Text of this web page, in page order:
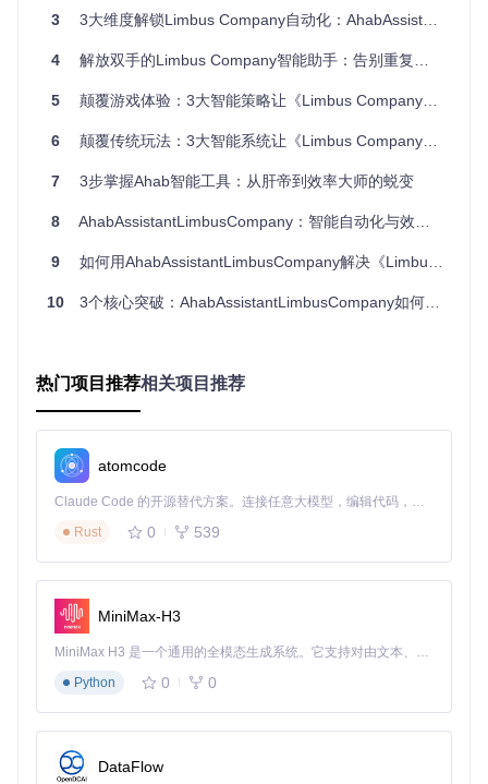
字精准识别，识别准确率达98.7%，远超传统模板匹配的8
状态决策引擎：通过有限状态机模型处理127种游戏场
自适应控制算法：动态调整操作间隔(200-800ms)，模拟
游戏状态并做出最优决策。
应用场景：不同玩家的效率提升方案 👥
新手玩家：快速上手的游戏向导
智能推荐适合新手的队伍配置
逐步解锁游戏核心功能，降低学习曲线
上班族玩家：碎片化时间的高效利用
当你只有午休30分钟游戏时间却想兼顾日常任务时，AALC可
15分钟内完成全部日常任务(手动操作需45分钟)
自动领取邮件和活动奖励，不错过任何福利
后台运行模式，不影响工作电脑使用
重度玩家：策略优化的得力助手
当你追求极限效率和最优资源配置时，AALC提供：
自定义战斗参数，针对不同BOSS优化技能释放
3 3大维度解锁Limbus Company自动化：AhabAssistant提升效率指南
4 解放双手的Limbus Company智能助手：告别重复操作，重塑游戏体验
5 颠覆游戏体验：3大智能策略让《Limbus Company》效率提升300%
6 颠覆传统玩法：3大智能系统让《Limbus Company》效率提升200%
7 3步掌握Ahab智能工具：从肝帝到效率大师的蜕变
8 AhabAssistantLimbusCompany：智能自动化与效率优化的游戏辅助工具
9 如何用AhabAssistantLimbusCompany解决《Limbus Company》重复任务难题
10 3个核心突破：AhabAssistantLimbusCompany如何让《Limbus Company》玩家重构游戏体验
热门项目推荐相关项目推荐
atomcode
Claude Code 的开源替代方案。连接任意大模型，编辑代码，运行命令，自动验证 — 全自动执行。用 Rust 构建，极致性能。 ｜ An open-source alternative to Claude Code. Connect any LLM, edit code, run commands, and verify changes — autonomously. Built in Rust for speed. Get Started
Rust
0 539
MiniMax-H3
MiniMax H3 是一个通用的全模态生成系统。它支持对由文本、图像、视频和音频组成的多模态上下文进行统一理解，并能生成分辨率高达 2K、时长可达 15 秒的带原生立体声音频的视频。得益于面向任务泛化的系统设计，H3 在预训练阶段就已具备广泛的多模态上下文理解与生成能力，能够出色地执行复杂的多模态指令。
Python
0 0
DataFlow